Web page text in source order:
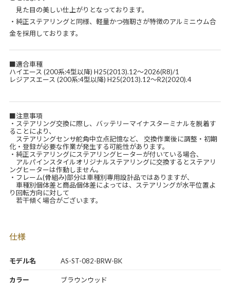
モデル名 AS-ST-082-BRW-BK
カラー ブラウンウッド
見た目の美しい仕上がりとなっております。
・純正ステアリングと同様、軽量かつ強靭さが特徴のアルミニウム合
金を採用しております。
■適合車種
ハイエース (200系:4型以降) H25(2013).12～2026(R8)/1
レジアスエース (200系:4型以降) H25(2013).12～R2(2020).4
■注意事項
・ステアリング交換に際し、バッテリーマイナスターミナルを脱着す
ることにより、
ステアリングセンサ舵角中立点記憶など、 交換作業後に調整・初期
化・登録が必要な作業が発生する可能性があります。
・純正ステアリングにステアリングヒーターが付いている場合、
アルパインスタイルオリジナルステアリングに交換するとステアリ
ングヒーターは作動しません。
・フレーム(骨組み)部分は車種別専用設計品ではありますが、
車種別個体差と商品個体差によっては、ステアリングが水平位置よ
り回転方向に対して
若干傾く場合がございます。
仕様